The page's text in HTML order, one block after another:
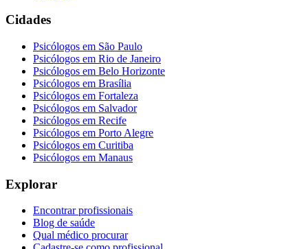
Cidades
Psicólogos em São Paulo
Psicólogos em Rio de Janeiro
Psicólogos em Belo Horizonte
Psicólogos em Brasília
Psicólogos em Fortaleza
Psicólogos em Salvador
Psicólogos em Recife
Psicólogos em Porto Alegre
Psicólogos em Curitiba
Psicólogos em Manaus
Explorar
Encontrar profissionais
Blog de saúde
Qual médico procurar